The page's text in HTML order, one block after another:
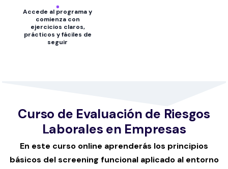
Accede al programa y
comienza con
ejercicios claros,
prácticos y fáciles de
seguir
Curso de Evaluación de Riesgos
Laborales en Empresas
En este curso online aprenderás los principios
básicos del screening funcional aplicado al entorno